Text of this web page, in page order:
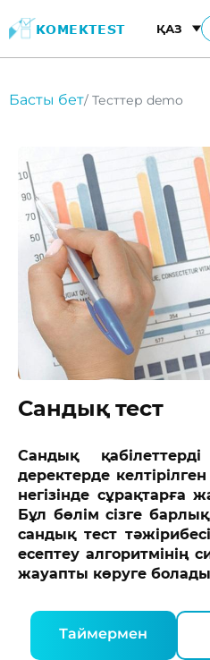
KOMEKTEST ҚАЗ
Басты бет/ Тесттер demo
Сандық тест
Сандық
деректерде
негізінде сұрақтарға
Бұл бөлім сізге
сандық тест
есептеу алгоритмінің
жауапты көруге болады
Таймермен
Чем мы
Өтінім
Написать на